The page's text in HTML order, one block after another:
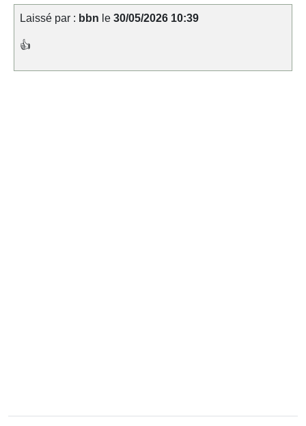
Laissé par : bbn le 30/05/2026 10:39
👍